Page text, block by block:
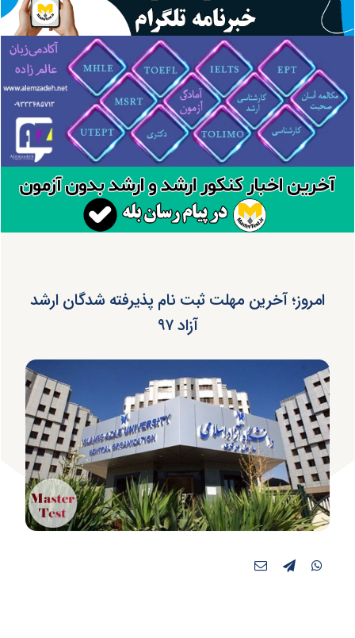
امروز؛ آخرین مهلت ثبت نام پذیرفته شدگان ارشد
آزاد ۹۷